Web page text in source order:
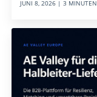
JUNI 8, 2026 | 3 MINUTEN